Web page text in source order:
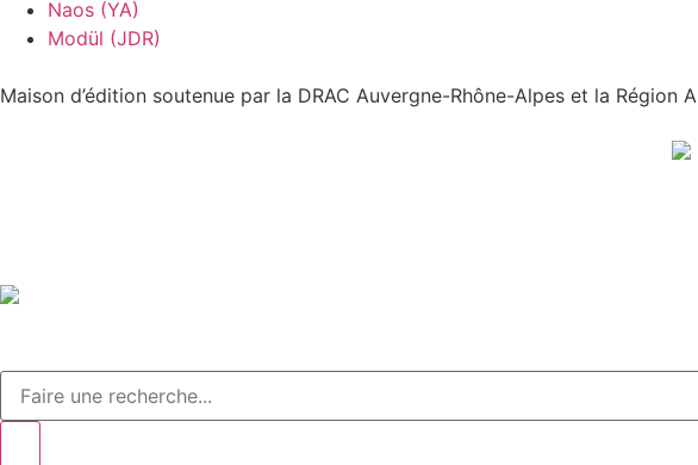
Naos (YA)
Modül (JDR)
Maison d’édition soutenue par la DRAC Auvergne-Rhône-Alpes et la